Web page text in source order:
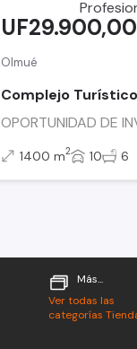
Olmué
Complejo
OPORTUNIDAD DE
UF29.900,00
1400 m2 10 6
Más...
Ver todas las
categorías